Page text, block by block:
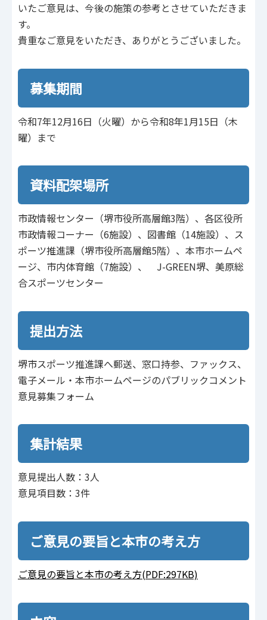
いたご意見は、今後の施策の参考とさせていただきま
す。
貴重なご意見をいただき、ありがとうございました。
募集期間
令和7年12月16日（火曜）から令和8年1月15日（木
曜）まで
資料配架場所
市政情報センター（堺市役所高層館3階）、各区役所
市政情報コーナー（6施設）、図書館（14施設）、ス
ポーツ推進課（堺市役所高層館5階）、本市ホームペ
ージ、市内体育館（7施設）、 J-GREEN堺、美原総
合スポーツセンター
提出方法
堺市スポーツ推進課へ郵送、窓口持参、ファックス、
電子メール・本市ホームページのパブリックコメント
意見募集フォーム
集計結果
意見提出人数：3人
意見項目数：3件
ご意見の要旨と本市の考え方
ご意見の要旨と本市の考え方(PDF:297KB)